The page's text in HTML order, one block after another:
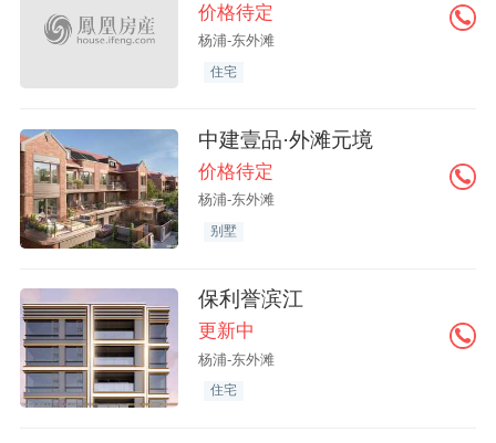
价格待定
杨浦-东外滩
住宅
中建壹品·外滩元境
价格待定
杨浦-东外滩
别墅
保利誉滨江
更新中
杨浦-东外滩
住宅